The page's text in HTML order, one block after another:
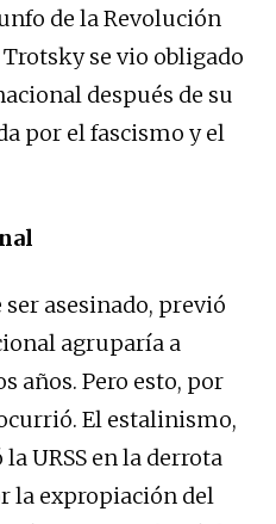
de la Revolución
se vio obligado
después de su
por el fascismo y el
asesinado, previó
agruparía a
años. Pero esto, por
El estalinismo,
URSS en la derrota
la expropiación del